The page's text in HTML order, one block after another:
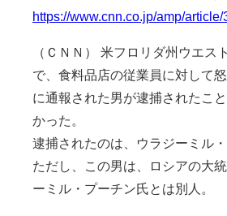
https://www.cnn.co.jp/amp/article/
（ＣＮＮ） 米フロリダ州ウエス
で、食料品店の従業員に対して
に通報された男が逮捕されたこ
かった。
逮捕されたのは、ウラジーミル
ただし、この男は、ロシアの大
ーミル・プーチン氏とは別人。